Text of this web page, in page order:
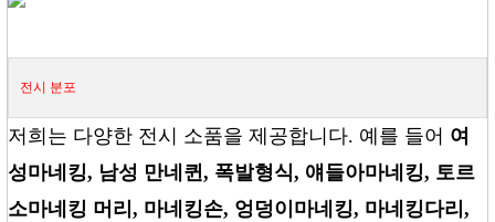
전시 분포
저희는 다양한 전시 소품을 제공합니다. 예를 들어 여
성마네킹, 남성 만네 퀸, 폭발형식, 얘들아마네킹, 토르
소마네킹 머리 , 마네킹손, 엉덩이 마네킹, 마네킹다리 ,